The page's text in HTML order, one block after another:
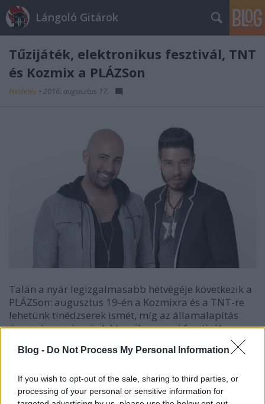
Blog - Do Not Process My Personal Information
If you wish to opt-out of the sale, sharing to third parties, or
processing of your personal or sensitive information for
Lángoló Gitárok
Tűzijáték, elektronikus fesztivál, TNT
és Kozmix a PLÁZSon
Hirdetés • 2016. augusztus 17.
Talán a nyár legizgalmasabb hétvégéje következik a
PLÁZSon: augusztus 19-én a Kozmixra és a TNT-re
lehetünk tinédzserek ismét, míg az államalapítás
ünnepén egy igazi elektronikus zenei fesztiválon
legmenőbb hazai DJ-kre.
Ki ne romantikázott volna annak idején a Tiltott
percre vagy a Kicsi gesztenyére? És arra, hogy